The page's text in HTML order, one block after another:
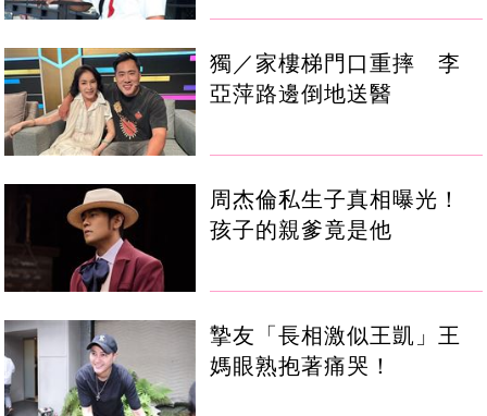
獨／家樓梯門口重摔 李
亞萍路邊倒地送醫
周杰倫私生子真相曝光！
孩子的親爹竟是他
摯友「長相激似王凱」王
媽眼熟抱著痛哭！